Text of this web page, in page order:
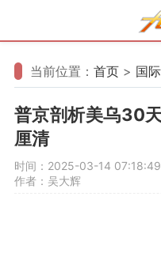
当前位置： 首页 > 国际
普京剖析美乌30
厘清
时间：2025-03-14 07:18:49
作者：吴大辉